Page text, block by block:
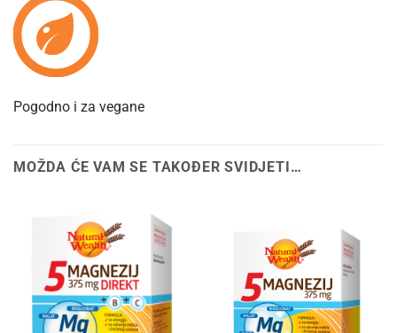
Pogodno i za vegane
MOŽDA ĆE VAM SE TAKOĐER SVIDJETI…